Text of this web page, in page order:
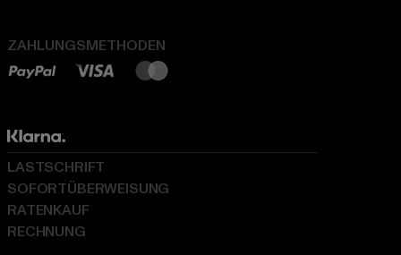
ZAHLUNGSMETHODEN
LASTSCHRIFT
SOFORTÜBERWEISUNG
RATENKAUF
RECHNUNG